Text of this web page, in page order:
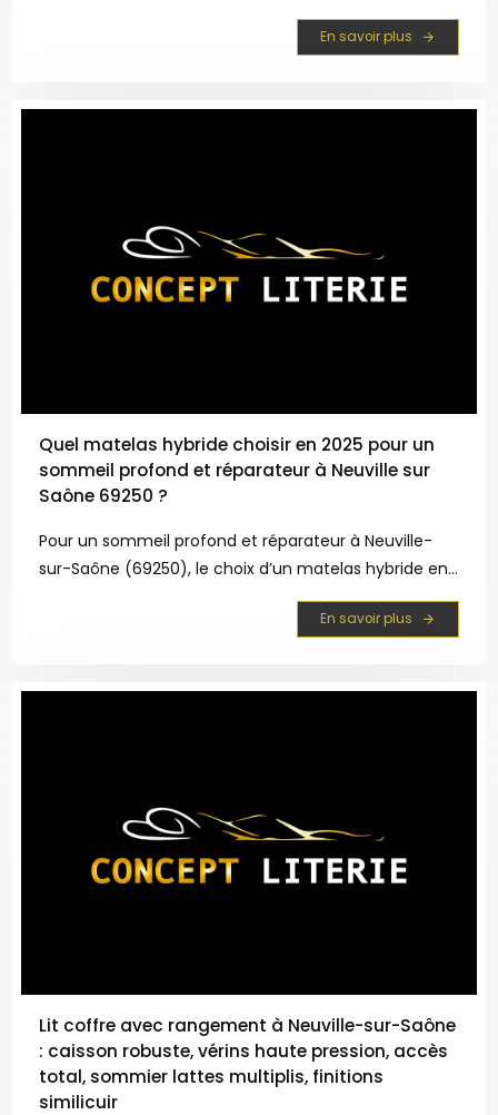
pour un matelas mi-ferme permet d'obtenir un
équilibre fermeté accueil précis, indispensable au
En savoir plus
Quel matelas hybride choisir en 2025 pour un
sommeil profond et réparateur à Neuville sur
Saône 69250 ?
Pour un sommeil profond et réparateur à Neuville-
sur-Saône (69250), le choix d’un matelas hybride en
2025 repose sur la qualité de la combinaison entre
ressorts et mousses innovantes. La sélection
En savoir plus
Lit coffre avec rangement à Neuville-sur-Saône
: caisson robuste, vérins haute pression, accès
total, sommier lattes multiplis, finitions
similicuir